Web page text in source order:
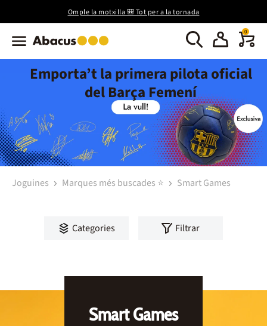
Omple la motxilla 🎒 Tot per a la tornada
0
Emporta’t la primera pilota oficial
del Barça Femení
Joguines Marques més buscades ⭐ Smart Games
Categories Filtrar
Smart Games